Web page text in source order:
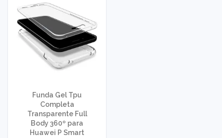
Funda Gel Tpu
Completa
Transparente Full
Body 360º para
Huawei P Smart